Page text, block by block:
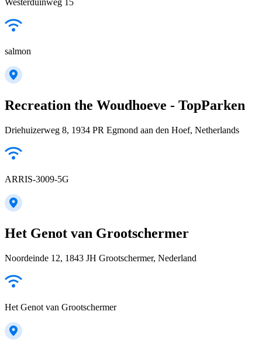
Westerduinweg 15
salmon
Recreation the Woudhoeve - TopParken
Driehuizerweg 8, 1934 PR Egmond aan den Hoef, Netherlands
ARRIS-3009-5G
Het Genot van Grootschermer
Noordeinde 12, 1843 JH Grootschermer, Nederland
Het Genot van Grootschermer